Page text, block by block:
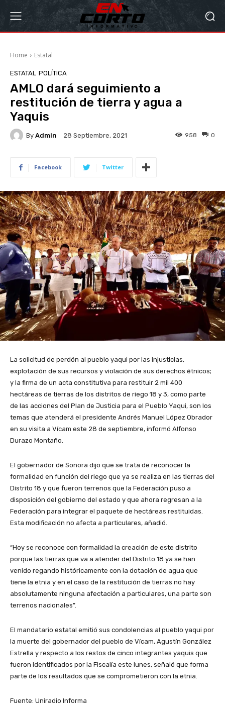
Home Estatal
ESTATAL POLÍTICA
AMLO dará seguimiento a
restitución de tierra y agua a
Yaquis
By Admin 28 Septiembre, 2021 0
958
Facebook Twitter
La solicitud de perdón al pueblo yaqui por las injusticias,
explotación de sus recursos y violación de sus derechos étnicos;
y la firma de un acta constitutiva para restituir 2 mil 400
hectáreas de tierras de los distritos de riego 18 y 3, como parte
de las acciones del Plan de Justicia para el Pueblo Yaqui, son los
temas que atenderá el presidente Andrés Manuel López Obrador
en su visita a Vícam este 28 de septiembre, informó Alfonso
Durazo Montaño.
El gobernador de Sonora dijo que se trata de reconocer la
formalidad en función del riego que ya se realiza en las tierras del
Distrito 18 y que fueron terrenos que la Federación puso a
disposición del gobierno del estado y que ahora regresan a la
Federación para integrar el paquete de hectáreas restituidas.
Esta modificación no afecta a particulares, añadió.
“Hoy se reconoce con formalidad la creación de este distrito
porque las tierras que va a atender del Distrito 18 ya se han
venido regando históricamente con la dotación de agua que
tiene la etnia y en el caso de la restitución de tierras no hay
absolutamente ninguna afectación a particulares, una parte son
terrenos nacionales”.
El mandatario estatal emitió sus condolencias al pueblo yaqui por
la muerte del gobernador del pueblo de Vícam, Agustín González
Estrella y respecto a los restos de cinco integrantes yaquis que
fueron identificados por la Fiscalía este lunes, señaló que forma
parte de los resultados que se comprometieron con la etnia.
Fuente: Uniradio Informa